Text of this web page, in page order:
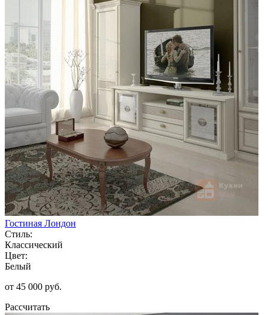
Гостиная Лондон
Стиль:
Классический
Цвет:
Белый
от 45 000 руб.
Рассчитать